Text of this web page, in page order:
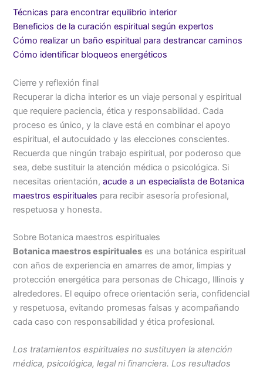
Técnicas para encontrar equilibrio interior
Beneficios de la curación espiritual según expertos
Cómo realizar un baño espiritual para destrancar caminos
Cómo identificar bloqueos energéticos
Cierre y reflexión final
Recuperar la dicha interior es un viaje personal y espiritual
que requiere paciencia, ética y responsabilidad. Cada
proceso es único, y la clave está en combinar el apoyo
espiritual, el autocuidado y las elecciones conscientes.
Recuerda que ningún trabajo espiritual, por poderoso que
sea, debe sustituir la atención médica o psicológica. Si
necesitas orientación,acude a un especialista de Botanica
maestros espirituales para recibir asesoría profesional,
respetuosa y honesta.
Sobre Botanica maestros espirituales
Botanica maestros espirituales es una botánica espiritual
con años de experiencia en amarres de amor, limpias y
protección energética para personas de Chicago, Illinois y
alrededores. El equipo ofrece orientación seria, confidencial
y respetuosa, evitando promesas falsas y acompañando
cada caso con responsabilidad y ética profesional.
Los tratamientos espirituales no sustituyen la atención
médica, psicológica, legal ni financiera. Los resultados